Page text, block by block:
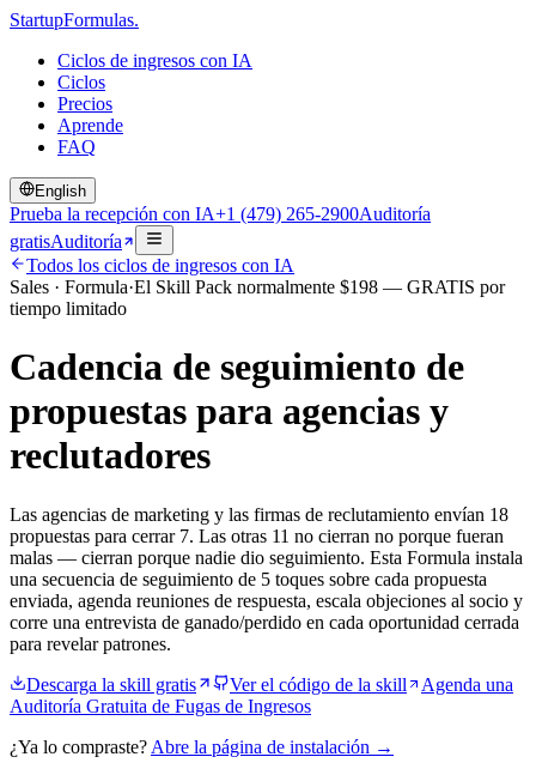
StartupFormulas.
Ciclos de ingresos con IA
Ciclos
Precios
Aprende
FAQ
English
Prueba la recepción con IA+1 (479) 265-2900Auditoría
gratisAuditoría
Todos los ciclos de ingresos con IA
Sales · Formula·El Skill Pack normalmente $198 — GRATIS por
tiempo limitado
Cadencia de seguimiento de
propuestas para agencias y
reclutadores
Las agencias de marketing y las firmas de reclutamiento envían 18
propuestas para cerrar 7. Las otras 11 no cierran no porque fueran
malas — cierran porque nadie dio seguimiento. Esta Formula instala
una secuencia de seguimiento de 5 toques sobre cada propuesta
enviada, agenda reuniones de respuesta, escala objeciones al socio y
corre una entrevista de ganado/perdido en cada oportunidad cerrada
para revelar patrones.
Descarga la skill gratis
Ver el código de la skill
Agenda una
Auditoría Gratuita de Fugas de Ingresos
¿Ya lo compraste? Abre la página de instalación →